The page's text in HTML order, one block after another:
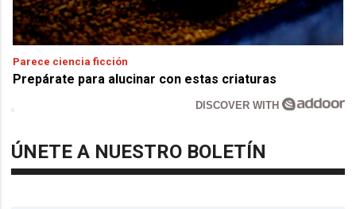
Parece ciencia ficción
Prepárate para alucinar con estas criaturas
DISCOVER WITH
ÚNETE A NUESTRO BOLETÍN